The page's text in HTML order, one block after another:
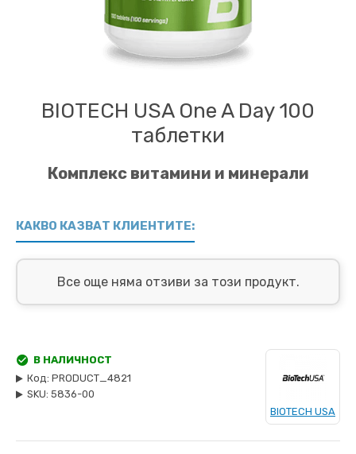
BIOTECH USA One A Day 100
таблетки
Комплекс витамини и минерали
КАКВО КАЗВАТ КЛИЕНТИТЕ:
Все още няма отзиви за този продукт.
В НАЛИЧНОСТ
Код: PRODUCT_4821
SKU: 5836-00
BIOTECH USA